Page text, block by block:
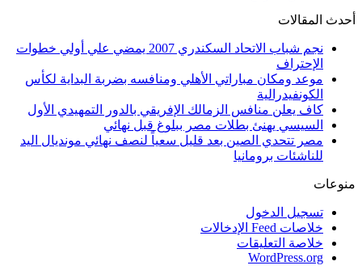
أحدث المقالات
نجم شباب الاتحاد السكندري 2007 يمضي علي أولي خطوات
الإحتراف
موعد ومكان مباراتي الأهلي ومنافسه بضربة البداية لكأس
الكونفيدرالية
كاف يعلن منافس الزمالك الإفريقي بالدور التمهيدي الأول
السيسي يهنئ بطلات مصر ببلوغ قبل نهائي
مصر تتحدي الصين بعد قليل سعياً لنصف نهائي مونديال اليد
للناشئات برومانيا
منوعات
تسجيل الدخول
خلاصات Feed الإدخالات
خلاصة التعليقات
WordPress.org